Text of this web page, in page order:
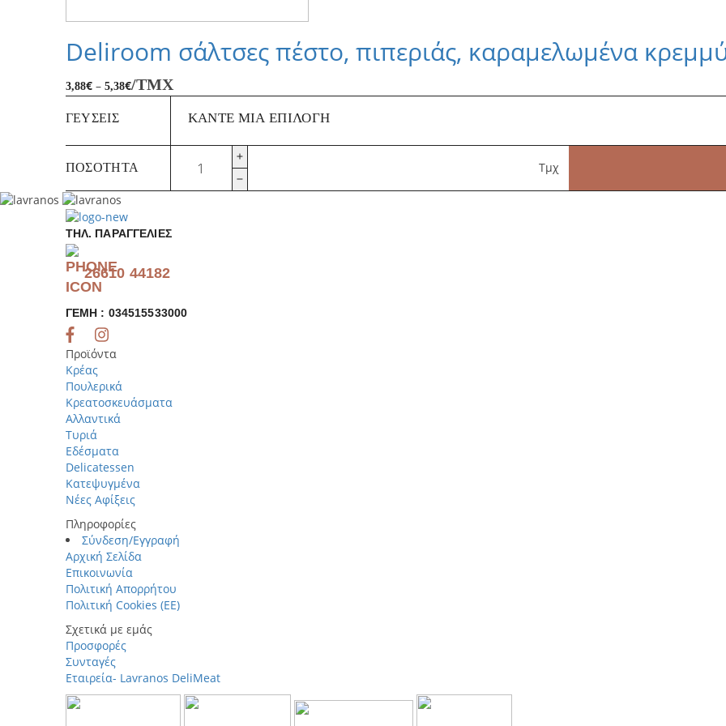
Deliroom σάλτσες πέστο, πιπεριάς, καραμελωμένα
3,88€– 5,38€/ΤΜΧ
ΓΕΎΣΕΙΣ
ΠΟΣΌΤΗΤΑ
σάλτσες
κρεμμύδια
Τμχ
ΤΗΛ. ΠΑΡΑΓΓΕΛΊΕΣ
26610 44182
ΓΕΜΗ : 034515533000
Προϊόντα
Κρέας
Πουλερικά
Κρεατοσκευάσματα
Αλλαντικά
Τυριά
Εδέσματα
Delicatessen
Κατεψυγμένα
Νέες Αφίξεις
Πληροφορίες
Σύνδεση/Εγγραφή
Αρχική Σελίδα
Επικοινωνία
Πολιτική Απορρήτου
Πολιτική Cookies (ΕΕ)
Σχετικά με εμάς
Προσφορές
Συνταγές
Εταιρεία- Lavranos DeliMeat